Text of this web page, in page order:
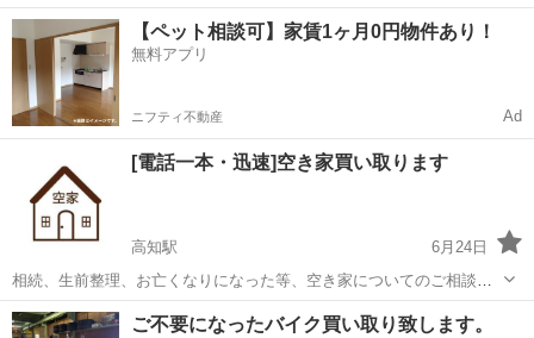
ってる方はお電話下さい。 修理料金は写真のビラに掲載してますので
ご検討ください。 よろしくお願いします🙇 定休日は水曜日です。
高知 高知市 高知商業前駅 その他 タイヤ交換
【ペット相談可】家賃1ヶ月0円物件あり！
無料アプリ
ニフティ不動産 Ad
[電話一本・迅速]空き家買い取ります
高知駅
6月24日
相続、生前整理、お亡くなりになった等、空き家についてのご相談が
ございましたら、電話一本で駆け付けます 何でもご相談ください 空き
家は時間が経つほど傷んでしまいます 実家を相続して空き家になった
高知 高知市 高知駅 その他
ご不要になったバイク買い取り致します。